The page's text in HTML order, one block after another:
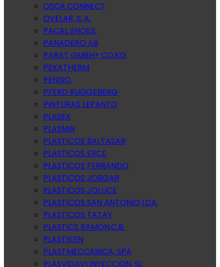
OSCA CONNECT
OVELAR, S..A.
PACAL SHOES.
PANADERO AB
PARAT GMBH+ CO.KG
PEKATHERM
PENGO.
PFERD RUGGEBERG
PINTURAS LEPANTO
PLASEX
PLASMIR
PLASTICOS BALTASAR
PLASTICOS ERCE
PLASTICOS FERRANDO
PLASTICOS JOBGAR
PLASTICOS JOLUCE
PLASTICOS SAN ANTONIO LDA.
PLASTICOS TATAY
PLASTICS RAMON,C.B.
PLASTIKEN
PLASTMECCANICA, SPA
PLASVIDAVI INYECCION, SL